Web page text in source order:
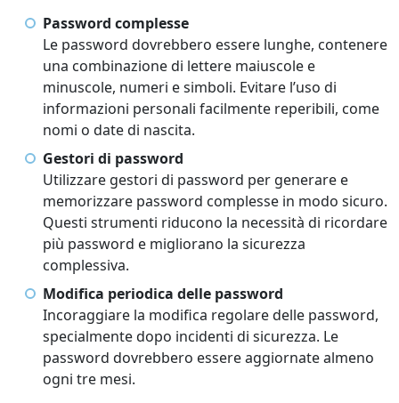
Password complesse
Le password dovrebbero essere lunghe, contenere
una combinazione di lettere maiuscole e
minuscole, numeri e simboli. Evitare l’uso di
informazioni personali facilmente reperibili, come
nomi o date di nascita.
Gestori di password
Utilizzare gestori di password per generare e
memorizzare password complesse in modo sicuro.
Questi strumenti riducono la necessità di ricordare
più password e migliorano la sicurezza
complessiva.
Modifica periodica delle password
Incoraggiare la modifica regolare delle password,
specialmente dopo incidenti di sicurezza. Le
password dovrebbero essere aggiornate almeno
ogni tre mesi.